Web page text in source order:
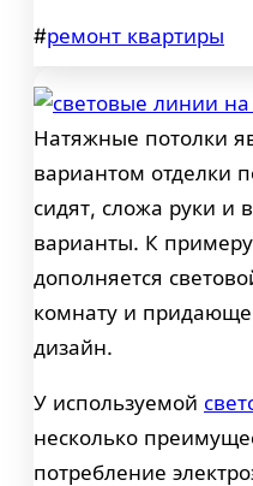
#ремонт квартиры
Натяжные потолки
вариантом отделки
сидят, сложа руки
варианты. К
дополняется
комнату и
дизайн.
У используемой
несколько
потребление